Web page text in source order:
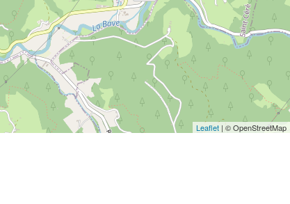
Leaflet | © OpenStreetMap